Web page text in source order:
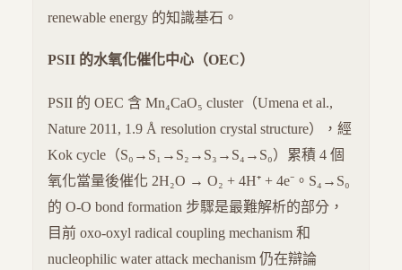
renewable energy 的知識基石。
PSII 的水氧化催化中心（OEC）
PSII 的 OEC 含 Mn₄CaO₅ cluster（Umena et al.,
Nature 2011, 1.9 Å resolution crystal structure），經
Kok cycle（S₀→S₁→S₂→S₃→S₄→S₀）累積 4 個
氧化當量後催化 2H₂O → O₂ + 4H⁺ + 4e⁻。S₄→S₀
的 O-O bond formation 步驟是最難解析的部分，
目前 oxo-oxyl radical coupling mechanism 和
nucleophilic water attack mechanism 仍在辯論